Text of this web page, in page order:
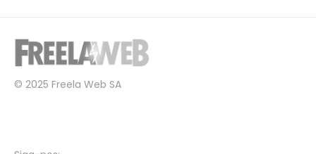
© 2025 Freela Web SA